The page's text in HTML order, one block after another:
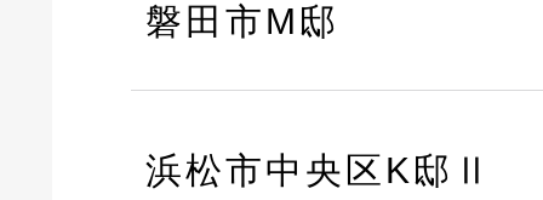
磐田市M邸
浜松市中央区K邸Ⅱ